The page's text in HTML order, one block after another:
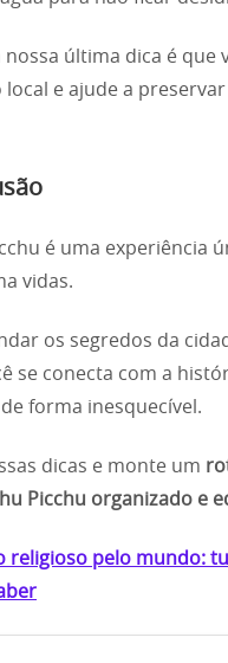
nossa última dica é que
local e ajude a
é uma experiência
vidas.
os segredos da
se conecta com a
forma inesquecível.
dicas e monte um
Picchu organizado e
religioso pelo mundo: